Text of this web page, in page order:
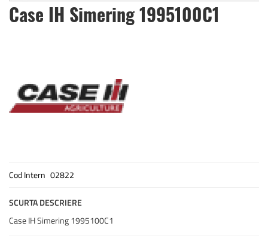
Skip
to
gallery
Case IH Simering 1995100C1
Cod Intern 02822
SCURTA DESCRIERE
Case IH Simering 1995100C1